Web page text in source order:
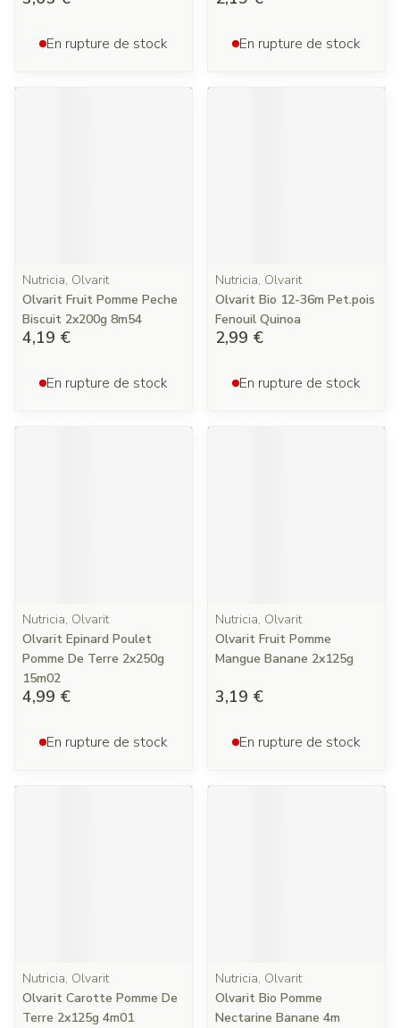
En rupture de stock En rupture de stock
Nutricia, Olvarit
Olvarit Fruit Pomme Peche
Biscuit 2x200g 8m54
4,19 €
En rupture de stock
Nutricia, Olvarit
Olvarit Bio 12-36m Pet.pois
Fenouil Quinoa
2,99 €
En rupture de stock
Nutricia, Olvarit
Olvarit Epinard Poulet
Pomme De Terre 2x250g
15m02
4,99 €
En rupture de stock
Nutricia, Olvarit
Olvarit Fruit Pomme
Mangue Banane 2x125g
3,19 €
En rupture de stock
Nutricia, Olvarit
Olvarit Carotte Pomme De
Terre 2x125g 4m01
Nutricia, Olvarit
Olvarit Bio Pomme
Nectarine Banane 4m